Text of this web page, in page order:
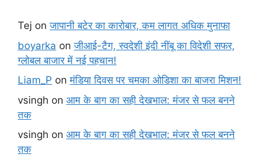
Tej onजापानी बटेर का कारोबार, कम लागत अधिक मुनाफा
boyarka onजीआई-टैग, स्वदेशी इंदी नींबू का विदेशी सफर,
ग्लोबल बाजार में नई पहचान!
Liam_P onमंडिया दिवस पर चमका ओडिशा का बाजरा मिशन!
vsingh on आम के बाग का सही देखभाल: मंजर से फल बनने
तक
vsingh on आम के बाग का सही देखभाल: मंजर से फल बनने
तक